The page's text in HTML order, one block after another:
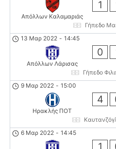
Απόλλων Καλαμαριάς
1
Γήπεδο
13 Μαρ 2022 - 14:45
Απόλλων Λάρισας
0
Γήπεδο
9 Μαρ 2022 - 15:00
Ηρακλής ΠΟΤ
4
6 Μαρ 2022 - 14:45
1